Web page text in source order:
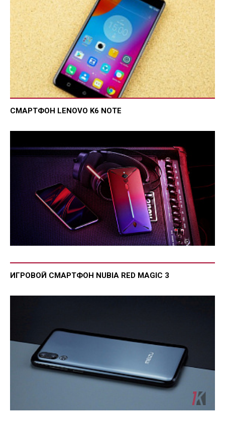
СМАРТФОН LENOVO K6 NOTE
ИГРОВОЙ СМАРТФОН NUBIA RED MAGIC 3